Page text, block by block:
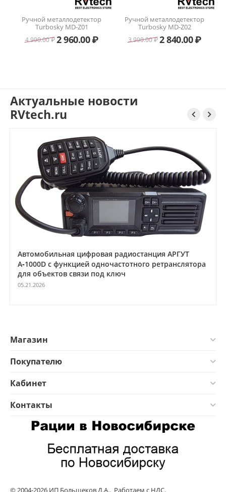
Ручной металлодетектор
Turbosky MD-Z01
4 990.00₽2 960.00₽
Ручной металлодетектор
Turbosky MD-Z02
3 990.00₽2 840.00₽
Актуальные новости
RVtech.ru
 
Автомобильная цифровая радиостанция АРГУТ
А‑1000D с функцией одночастотного ретранслятора
для объектов связи под ключ
05.21.2026
Магазин
Покупателю
Кабинет
Контакты
© 2004-2026 ИП Большеков Д.А.. Работаем с НДС.